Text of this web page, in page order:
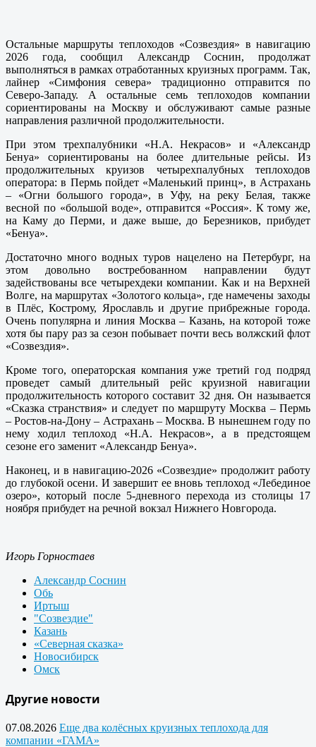
Остальные маршруты теплоходов «Созвездия» в навигацию
2026 года, сообщил Александр Соснин, продолжат
выполняться в рамках отработанных круизных программ. Так,
лайнер «Симфония севера» традиционно отправится по
Северо-Западу. А остальные семь теплоходов компании
сориентированы на Москву и обслуживают самые разные
направления различной продолжительности.
При этом трехпалубники «Н.А. Некрасов» и «Александр
Бенуа» сориентированы на более длительные рейсы. Из
продолжительных круизов четырехпалубных теплоходов
оператора: в Пермь пойдет «Маленький принц», в Астрахань
– «Огни большого города», в Уфу, на реку Белая, также
весной по «большой воде», отправится «Россия». К тому же,
на Каму до Перми, и даже выше, до Березников, прибудет
«Бенуа».
Достаточно много водных туров нацелено на Петербург, на
этом довольно востребованном направлении будут
задействованы все четырехдеки компании. Как и на Верхней
Волге, на маршрутах «Золотого кольца», где намечены заходы
в Плёс, Кострому, Ярославль и другие прибрежные города.
Очень популярна и линия Москва – Казань, на которой тоже
хотя бы пару раз за сезон побывает почти весь волжский флот
«Созвездия».
Кроме того, операторская компания уже третий год подряд
проведет самый длительный рейс круизной навигации
продолжительность которого составит 32 дня. Он называется
«Сказка странствия» и следует по маршруту Москва – Пермь
– Ростов-на-Дону – Астрахань – Москва. В нынешнем году по
нему ходил теплоход «Н.А. Некрасов», а в предстоящем
сезоне его заменит «Александр Бенуа».
Наконец, и в навигацию-2026 «Созвездие» продолжит работу
до глубокой осени. И завершит ее вновь теплоход «Лебединое
озеро», который после 5-дневного перехода из столицы 17
ноября прибудет на речной вокзал Нижнего Новгорода.
Игорь Горностаев
Александр Соснин
Обь
Иртыш
"Созвездие"
Казань
«Северная сказка»
Новосибирск
Омск
Другие новости
07.08.2026 Еще два колёсных круизных теплохода для
компании «ГАМА»